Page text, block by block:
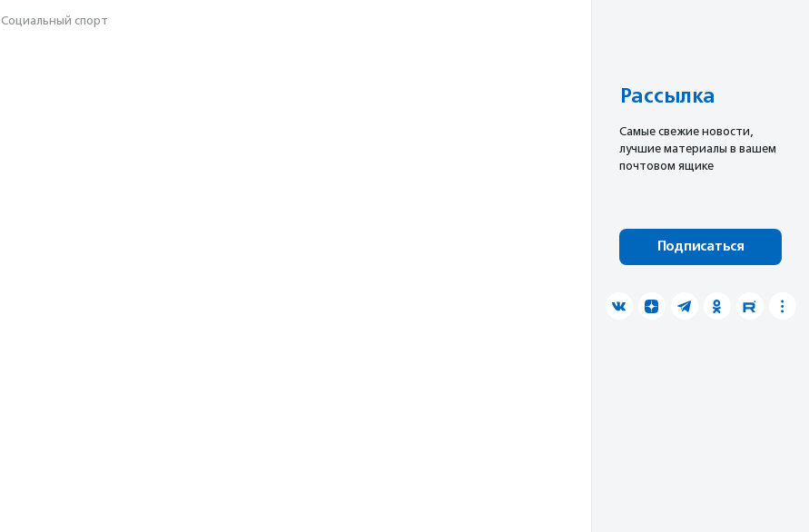
Социальный спорт
Рассылка
Cамые свежие новости,
лучшие материалы в вашем
почтовом ящике
Подписаться